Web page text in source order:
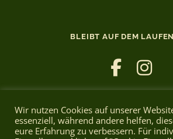
BLEIBT AUF DEM
Wir nutzen Cookies auf unserer
essenziell, während andere helfen,
eure Erfahrung zu verbessern. Für